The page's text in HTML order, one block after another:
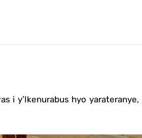
i y’Ikenurabus hyo